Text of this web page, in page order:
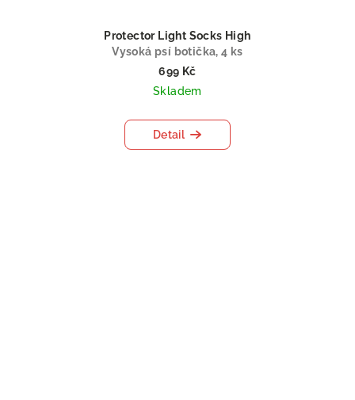
Protector Light Socks High
Vysoká psí botička, 4 ks
699 Kč
Skladem
Detail